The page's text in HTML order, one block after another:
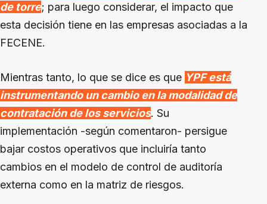
de torre; para luego considerar, el impacto que
esta decisión tiene en las empresas asociadas a la
FECENE.
Mientras tanto, lo que se dice es que YPF está
instrumentando un cambio en la modalidad de
contratación de los servicios. Su
implementación -según comentaron- persigue
bajar costos operativos que incluiría tanto
cambios en el modelo de control de auditoría
externa como en la matriz de riesgos.